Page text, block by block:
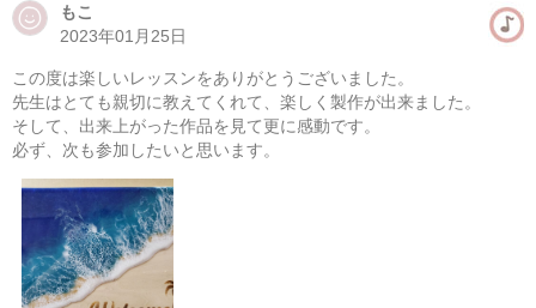
もこ
2023年01月25日
この度は楽しいレッスンをありがとうございました。
先生はとても親切に教えてくれて、楽しく製作が出来ました。
そして、出来上がった作品を見て更に感動です。
必ず、次も参加したいと思います。